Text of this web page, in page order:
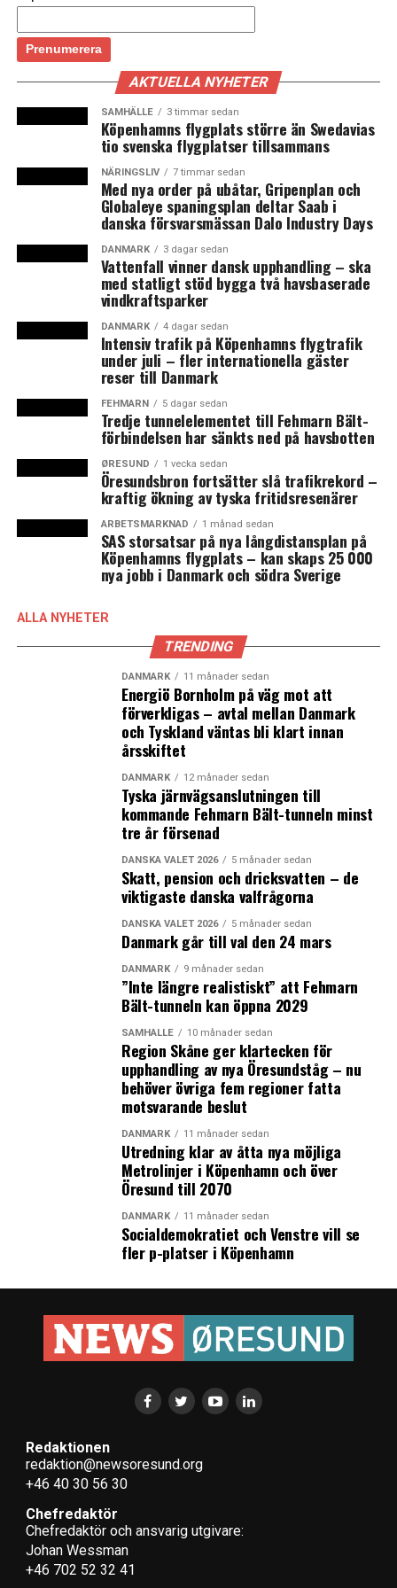
Ulf Wiinberg berättar i intervjun hur Lundbeck
storsatsar på att utveckla fler läkemedel, effektivisera
verksamheten och skapa nya partnerskap. Under 2014
räknar han med att Lundbecks omsättning ska minska
från 15,3 till 13,5 miljarder danska kronor. Men snart
ska det vända. Målet är att inom sex år fördubbla
omsättningen.
– Vi har satt upp ett mål om att fördubbla
verksamheten. Om det innebär 25-26 miljarder kronor
eller 30 miljarder vågar jag inte säga, uppger Ulf
Wiinberg till Berlingske.
För att målet ska uppnås måste Lundbecks nya
antidepressiva läkemedel Brintellix bli en succé. Även de
nya produkterna mot schizofreni och Alzheimer, som
Lundbeck utvecklar i partnerskap med japanska Otsuka,
måste infria förväntningarna. Enligt Ulf Wiinberg blir
2014 och 2015 avgörande år på vägen mot en
fördubblad verksamhet.
Lundbeck har sitt huvudkontor och stora anläggningar
för forskning och produktion i Valby i Köpenhamn. Cirka
2 000 av Lundbecks omkring 6 000 anställda finns i
insulinjätten Novo Nordisk, kontrolleras ägandet i
Lundbeck av en fond, Lundbeckfonden.
Även Novo Nordisk växer kraftigt och räknar med att
öka antalet anställda i Danmark med 1 000 personer
enbart i år, varav hälften inom forskning och utveckling.
Novo Nordisk har drygt 38 000 anställda, varav 16 000 i
Dankortet sålt till dansk-amerikansk megafond
Novo Nordisk planerar anställa 2 500 forskare i
AKTUELLA NYHETER
SAMHÄLLE 3 timmar sedan
Köpenhamns flygplats större än Swedavias
tio svenska flygplatser tillsammans
NÄRINGSLIV 7 timmar sedan
Med nya order på ubåtar, Gripenplan och
Globaleye spaningsplan deltar Saab i
danska försvarsmässan Dalo Industry Days
DANMARK 3 dagar sedan
Vattenfall vinner dansk upphandling – ska
med statligt stöd bygga två havsbaserade
vindkraftsparker
DANMARK 4 dagar sedan
Intensiv trafik på Köpenhamns flygtrafik
under juli – fler internationella gäster
reser till Danmark
FEHMARN 5 dagar sedan
Tredje tunnelelementet till Fehmarn Bält-
förbindelsen har sänkts ned på havsbotten
ØRESUND 1 vecka sedan
Öresundsbron fortsätter slå trafikrekord –
kraftig ökning av tyska fritidsresenärer
ARBETSMARKNAD 1 månad sedan
SAS storsatsar på nya långdistansplan på
Köpenhamns flygplats – kan skaps 25 000
nya jobb i Danmark och södra Sverige
ALLA NYHETER
TRENDING
DANMARK 11 månader sedan
Energiö Bornholm på väg mot att
förverkligas – avtal mellan Danmark
och Tyskland väntas bli klart innan
årsskiftet
DANMARK 12 månader sedan
Tyska järnvägsanslutningen till
kommande Fehmarn Bält-tunneln minst
tre år försenad
DANSKA VALET 2026 5 månader sedan
Skatt, pension och dricksvatten – de
viktigaste danska valfrågorna
DANSKA VALET 2026 5 månader sedan
Danmark går till val den 24 mars
DANMARK 9 månader sedan
”Inte längre realistiskt” att Fehmarn
Bält-tunneln kan öppna 2029
SAMHÄLLE 10 månader sedan
Region Skåne ger klartecken för
upphandling av nya Öresundståg – nu
behöver övriga fem regioner fatta
motsvarande beslut
DANMARK 11 månader sedan
Utredning klar av åtta nya möjliga
Metrolinjer i Köpenhamn och över
Öresund till 2070
DANMARK 11 månader sedan
Socialdemokratiet och Venstre vill se
fler p-platser i Köpenhamn
Redaktionen
redaktion@newsoresund.org
+46 40 30 56 30
Chefredaktör
Chefredaktör och ansvarig utgivare:
Johan Wessman
+46 702 52 32 41